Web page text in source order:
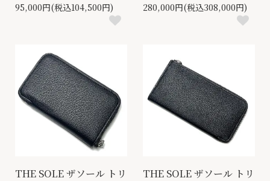
95,000円(税込104,500円) 280,000円(税込308,000円)
THE SOLE ザソール トリ
THE SOLE ザソール トリ